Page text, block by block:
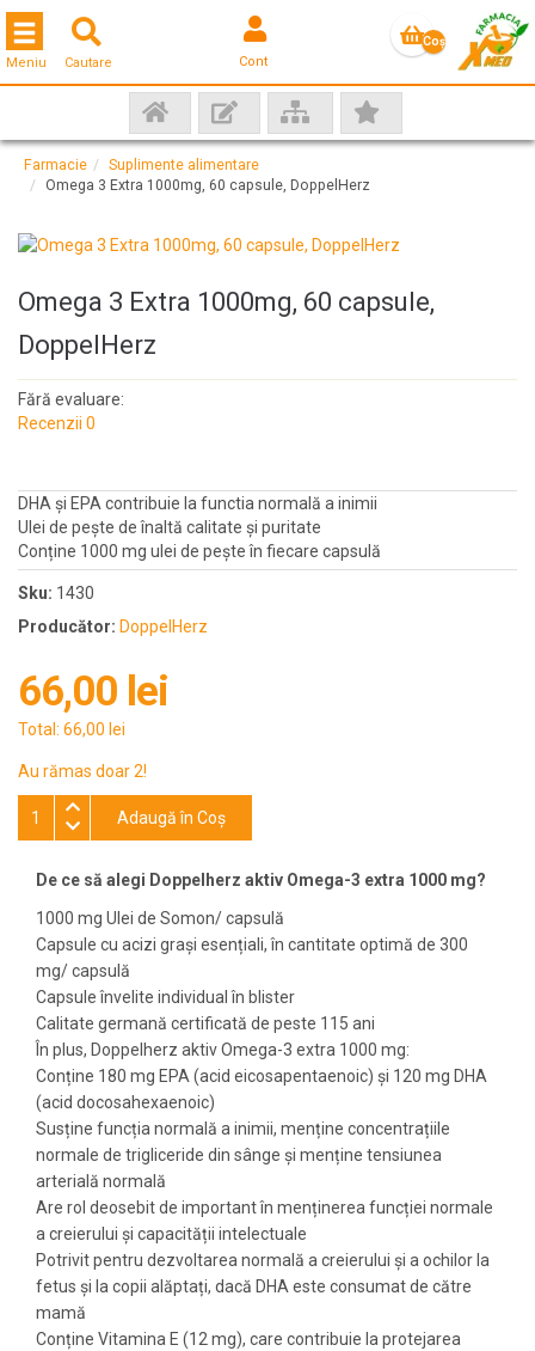
Cautare Cont
Coş
Toggle navigation
Meniu
Farmacie
Suplimente alimentare
Omega 3 Extra 1000mg, 60 capsule, DoppelHerz
Omega 3 Extra 1000mg, 60 capsule,
DoppelHerz
Fără evaluare:
Recenzii 0
DHA și EPA contribuie la functia normală a inimii
Ulei de pește de înaltă calitate și puritate
Conține 1000 mg ulei de pește în fiecare capsulă
Sku: 1430
Producător: DoppelHerz
66,00 lei
Total: 66,00 lei
Au rămas doar 2!
Adaugă în Coş
De ce să alegi Doppelherz aktiv Omega-3 extra 1000 mg?
1000 mg Ulei de Somon/ capsulă
Capsule cu acizi grași esențiali, în cantitate optimă de 300
mg/ capsulă
Capsule învelite individual în blister
Calitate germană certificată de peste 115 ani
În plus, Doppelherz aktiv Omega-3 extra 1000 mg:
Conține 180 mg EPA (acid eicosapentaenoic) și 120 mg DHA
(acid docosahexaenoic)
Susține funcția normală a inimii, menține concentrațiile
normale de trigliceride din sânge și menține tensiunea
arterială normală
Are rol deosebit de important în menținerea funcției normale
a creierului și capacității intelectuale
Potrivit pentru dezvoltarea normală a creierului și a ochilor la
fetus și la copii alăptați, dacă DHA este consumat de către
mamă
Conține Vitamina E (12 mg), care contribuie la protejarea